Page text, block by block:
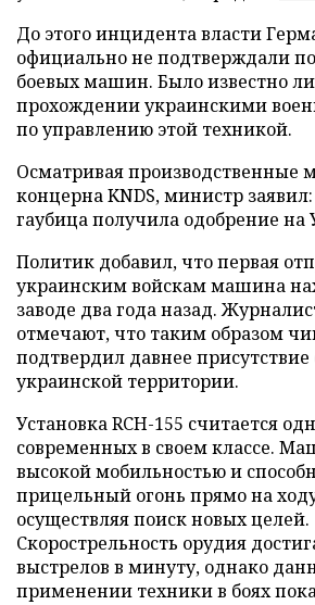
До этого инцидента власти
официально не подтверждали
боевых машин. Было известно
прохождении украинскими
по управлению этой техникой.
Осматривая производственные
концерна KNDS, министр
гаубица получила одобрение на
Политик добавил, что первая
украинским войскам машина
заводе два года назад.
отмечают, что таким образом
подтвердил давнее присутствие
украинской территории.
Установка RCH-155 считается
современных в своем классе.
высокой мобильностью и
прицельный огонь прямо на
осуществляя поиск новых целей.
Скорострельность орудия
выстрелов в минуту, однако
применении техники в боях